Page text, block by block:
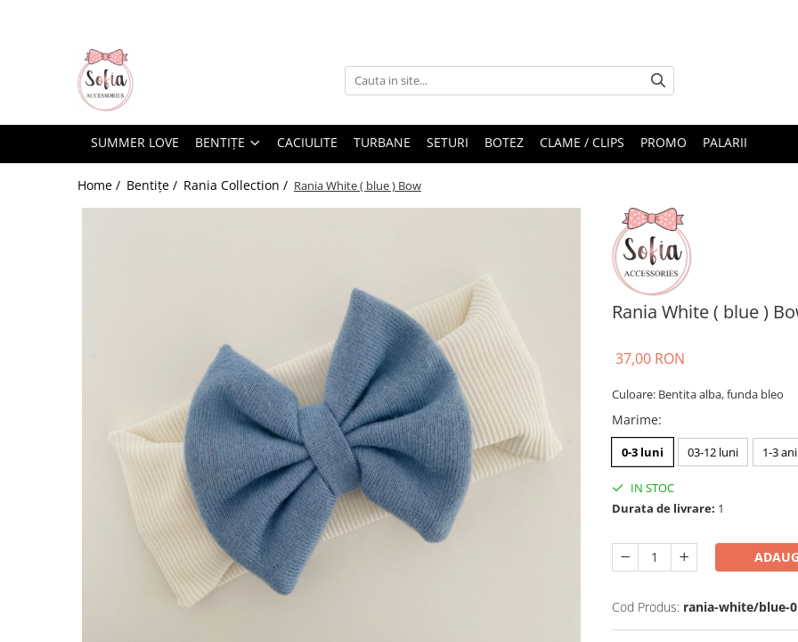
Luna Collection
Sonia Collection
Emma Collection
Lina Collection
Gloria Collection
SUMMER LOVE BENTIȚE CACIULITE TURBANE SETURI BOTEZ CLAME / CLIPS PROMO PALARII
Home / Bentițe / Rania Collection / Rania White ( blue ) Bow
Rania White ( blue )
37,00 RON
Culoare: Bentita alba, funda bleo
Marime:
0-3 luni 03-12 luni 1-3 ani
IN STOC
Durata de livrare: 1
Cod Produs: rania-white/blue-0